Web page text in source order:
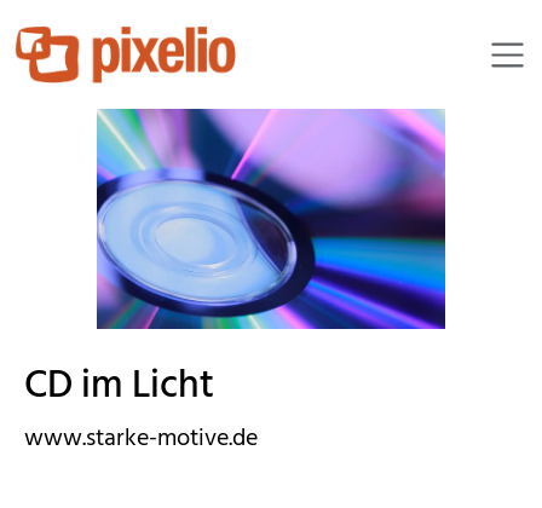
stonewashed
CD im Licht
www.starke-motive.de